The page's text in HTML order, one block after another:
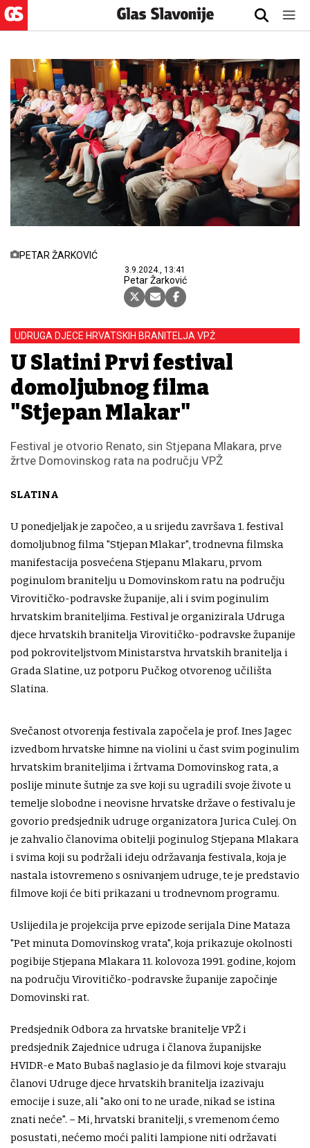
PETAR ŽARKOVIĆ
3.9.2024., 13:41
Petar Žarković
UDRUGA DJECE HRVATSKIH BRANITELJA VPŽ
U Slatini Prvi festival
domoljubnog filma
"Stjepan Mlakar"
Festival je otvorio Renato, sin Stjepana Mlakara, prve
žrtve Domovinskog rata na području VPŽ
SLATINA
U ponedjeljak je započeo, a u srijedu završava 1. festival
domoljubnog filma "Stjepan Mlakar", trodnevna filmska
manifestacija posvećena Stjepanu Mlakaru, prvom
poginulom branitelju u Domovinskom ratu na području
Virovitičko-podravske županije, ali i svim poginulim
hrvatskim braniteljima. Festival je organizirala Udruga
djece hrvatskih branitelja Virovitičko-podravske županije
pod pokroviteljstvom Ministarstva hrvatskih branitelja i
Grada Slatine, uz potporu Pučkog otvorenog učilišta
Slatina.
Svečanost otvorenja festivala započela je prof. Ines Jagec
izvedbom hrvatske himne na violini u čast svim poginulim
hrvatskim braniteljima i žrtvama Domovinskog rata, a
poslije minute šutnje za sve koji su ugradili svoje živote u
temelje slobodne i neovisne hrvatske države o festivalu je
govorio predsjednik udruge organizatora Jurica Culej. On
je zahvalio članovima obitelji poginulog Stjepana Mlakara
i svima koji su podržali ideju održavanja festivala, koja je
nastala istovremeno s osnivanjem udruge, te je predstavio
filmove koji će biti prikazani u trodnevnom programu.
Uslijedila je projekcija prve epizode serijala Dine Mataza
"Pet minuta Domovinskog vrata", koja prikazuje okolnosti
pogibije Stjepana Mlakara 11. kolovoza 1991. godine, kojom
na području Virovitičko-podravske županije započinje
Domovinski rat.
Predsjednik Odbora za hrvatske branitelje VPŽ i
predsjednik Zajednice udruga i članova županijske
HVIDR-e Mato Bubaš naglasio je da filmovi koje stvaraju
članovi Udruge djece hrvatskih branitelja izazivaju
emocije i suze, ali "ako oni to ne urade, nikad se istina
znati neće". – Mi, hrvatski branitelji, s vremenom ćemo
posustati, nećemo moći paliti lampione niti održavati